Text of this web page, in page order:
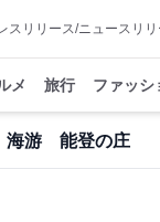
スリリース/ニュースリ
メ 旅行 ファッシ
海游 能登の庄